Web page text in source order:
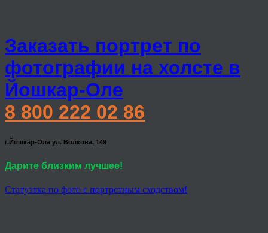
Заказать портрет по
фотографии на холсте в
Йошкар-Оле
8 800 222 02 86
г.Йошкар-Ола ул. Волкова, 149
Дарите близким лучшее!
Статуэтка по фото с портретным сходством!